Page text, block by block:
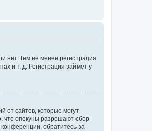
нет. Тем не менее регистрация
и т. д. Регистрация займёт у
от сайтов, которые могут
что опекуны разрешают сбор
обратитесь за